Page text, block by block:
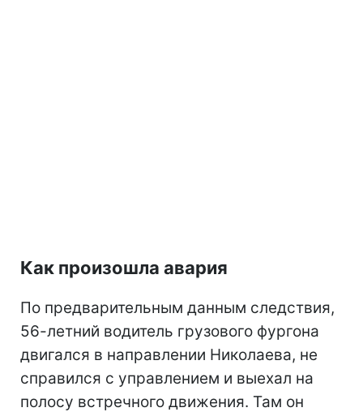
Как произошла авария
По предварительным данным следствия,
56-летний водитель грузового фургона
двигался в направлении Николаева, не
справился с управлением и выехал на
полосу встречного движения. Там он